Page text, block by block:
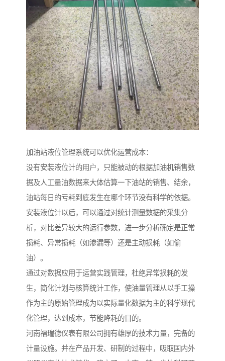
加油站液位管理系统可以优化运营成本：
没有安装液位计的用户，只能被动的根据加油机销售数
据及人工量油数据来大体估算一下油站的销售、结余，
油站每日的亏耗到底发生在哪个环节没有科学的依据。
安装液位计以后，可以通过对统计测量数据的采集分
析，对比差异较大的运行参数，进一步分析确定是正常
损耗、异常损耗（如渗漏等）还是主动损耗（如偷
油）。
通过对数据应用于运营实践管理，杜绝异常损耗的发
生，简化计划与核算统计工作，使油量管理从以手工操
作为主的原始管理成为以实际量化数据为主的科学现代
化管理，达到成本，节能降耗的目的。
河南福瑞德仪表有限公司拥有雄厚的技术力量，完备的
计量设施。并在产品开发、研制的过程中，吸取国内外